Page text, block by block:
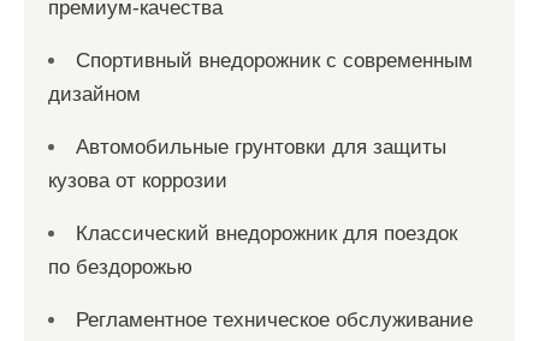
премиум-качества
Спортивный внедорожник с современным
дизайном
Автомобильные грунтовки для защиты
кузова от коррозии
Классический внедорожник для поездок
по бездорожью
Регламентное техническое обслуживание